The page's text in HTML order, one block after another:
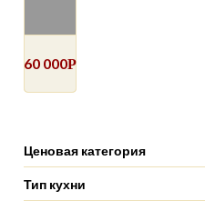
60 000Р
Ценовая категория
Тип кухни